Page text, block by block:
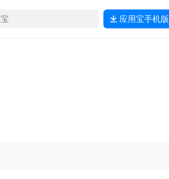
应用宝手机版